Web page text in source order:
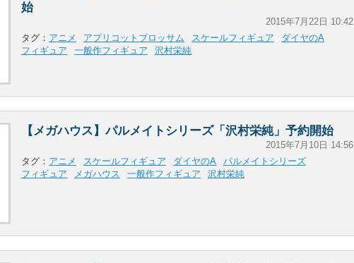
始
2015年7月22日 10:42
タグ： アニメ アプリコットブロッサム スケールフィギュア
ダイヤのA
フィギュア
一般作フィギュア 沢村栄純
【メガハウス】パルメイトシリーズ「沢村栄純」予約開始
2015年7月10日 14:56
タグ： アニメ スケールフィギュア ダイヤのA
パルメイトシリーズ
フィギュア
メガハウス 一般作フィギュア 沢村栄純